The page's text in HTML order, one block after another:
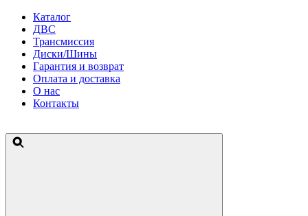
Каталог
ДВС
Трансмиссия
Диски/Шины
Гарантия и возврат
Оплата и доставка
О нас
Контакты